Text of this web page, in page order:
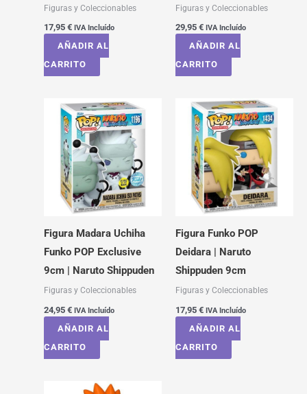
Figuras y Coleccionables
17,95 € IVA Incluído
AÑADIR AL
CARRITO
Figuras y Coleccionables
29,95 € IVA Incluído
AÑADIR AL
CARRITO
Figura Madara Uchiha
Funko POP Exclusive
9cm | Naruto Shippuden
Figuras y Coleccionables
24,95 € IVA Incluído
AÑADIR AL
CARRITO
Figura Funko POP
Deidara | Naruto
Shippuden 9cm
Figuras y Coleccionables
17,95 € IVA Incluído
AÑADIR AL
CARRITO